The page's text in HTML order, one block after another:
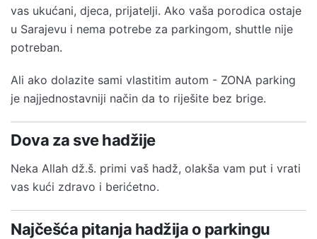
vas ukućani, djeca, prijatelji. Ako vaša porodica ostaje
u Sarajevu i nema potrebe za parkingom, shuttle nije
potreban.
Ali ako dolazite sami vlastitim autom - ZONA parking
je najjednostavniji način da to riješite bez brige.
Dova za sve hadžije
Neka Allah dž.š. primi vaš hadž, olakša vam put i vrati
vas kući zdravo i berićetno.
Najčešća pitanja hadžija o parkingu